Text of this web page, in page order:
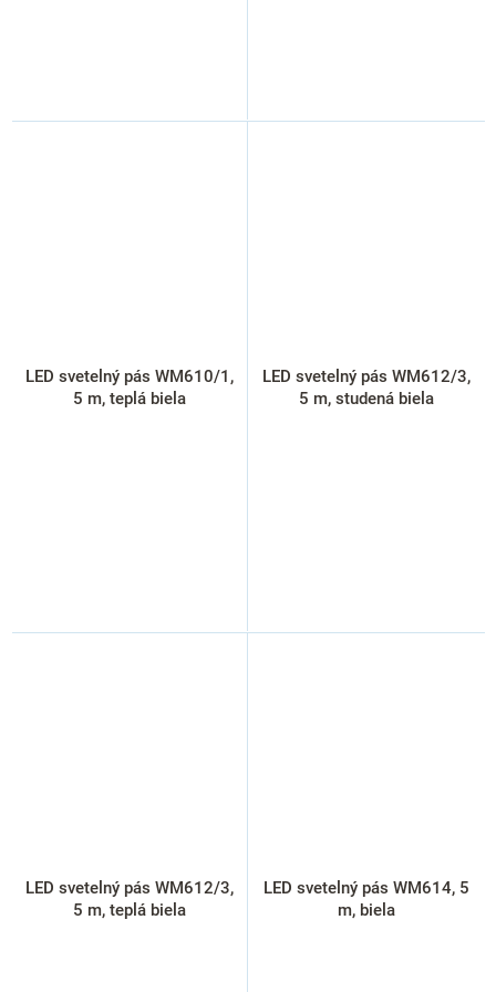
LED svetelný pás WM610/1,
5 m, teplá biela
LED svetelný pás WM612/3,
5 m, studená biela
LED svetelný pás WM612/3,
5 m, teplá biela
LED svetelný pás WM614, 5
m, biela